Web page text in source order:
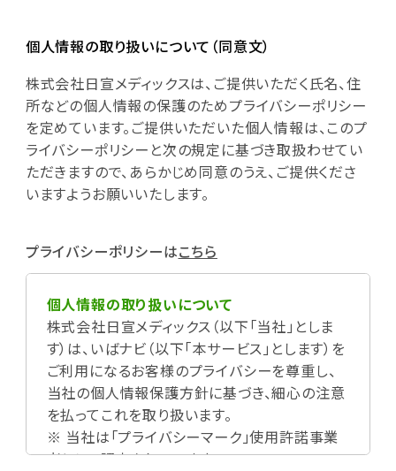
個人情報の取り扱いについて（同意文）
株式会社日宣メディックスは、ご提供いただく氏名、住
所などの個人情報の保護のためプライバシーポリシー
を定めています。ご提供いただいた個人情報は、このプ
ライバシーポリシーと次の規定に基づき取扱わせてい
ただきますので、あらかじめ同意のうえ、ご提供くださ
いますようお願いいたします。
プライバシーポリシーはこちら
個人情報の取り扱いについて
株式会社日宣メディックス（以下「当社」としま
す）は、いばナビ（以下「本サービス」とします）を
ご利用になるお客様のプライバシーを尊重し、
当社の個人情報保護方針に基づき、細心の注意
を払ってこれを取り扱います。
※ 当社は「プライバシーマーク」使用許諾事業
者として認定されています。